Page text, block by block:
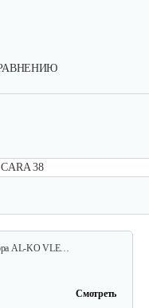
CARA 38
AL-KO VLE…
Смотреть